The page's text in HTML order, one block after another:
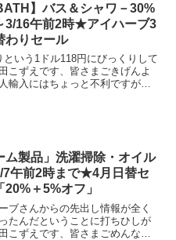
】バス＆シャワ－30%
3/16午前2時★アイハーブ3
わりセール
という1ドル118円にびっくりして
こずえです、皆さまごきげんよ
輸入にはちょっと不利ですが、
ム製品」洗濯掃除・オイル
7午前2時まで★4月日替セ
20%＋5%オフ」
ブさんからの先出し情報が全く
たんだということに打ちひしが
こずえです、皆さまごめんなさ